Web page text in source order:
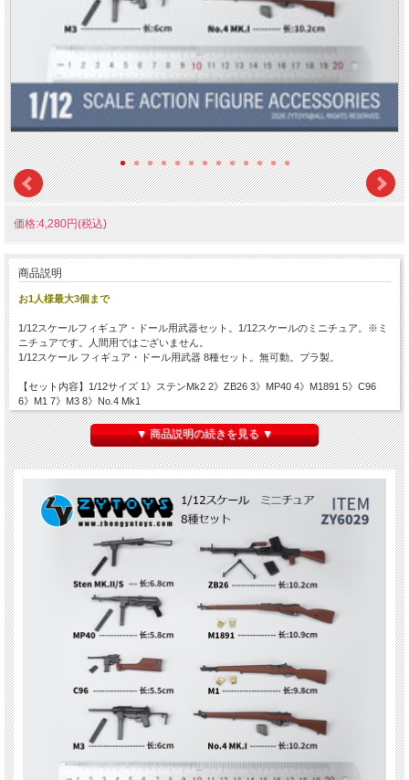
価格:4,280円(税込)
商品説明
お1人様最大3個まで
1/12スケールフィギュア・ドール用武器セット。1/12スケールのミニチュア。※ミ
ニチュアです。人間用ではございません。
1/12スケール フィギュア・ドール用武器 8種セット。無可動。プラ製。
【セット内容】1/12サイズ 1》ステンMk2 2》ZB26 3》MP40 4》M1891 5》C96
6》M1 7》M3 8》No.4 Mk1
※人形類は付属しません。
※材質上、一部塗装ハゲ、細かなキズなど発生している場合がございます。
※画像は試作品のため実際の商品と異なる場合がございます。
▼ 商品説明の続きを見る ▼